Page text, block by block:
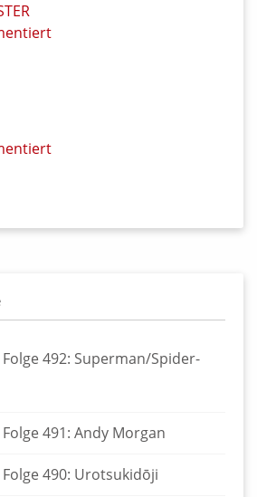
492: Superman/Spider-
491: Andy Morgan
490: Urotsukidōji